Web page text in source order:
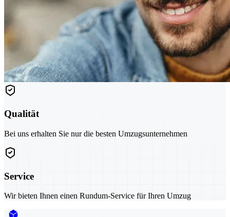
Qualität
Bei uns erhalten Sie nur die besten Umzugsunternehmen
Service
Wir bieten Ihnen einen Rundum-Service für Ihren Umzug